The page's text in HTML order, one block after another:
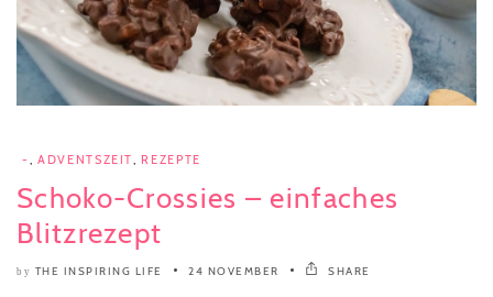
- , ADVENTSZEIT, REZEPTE
Schoko-Crossies – einfaches
Blitzrezept
by THE INSPIRING LIFE 24 NOVEMBER SHARE